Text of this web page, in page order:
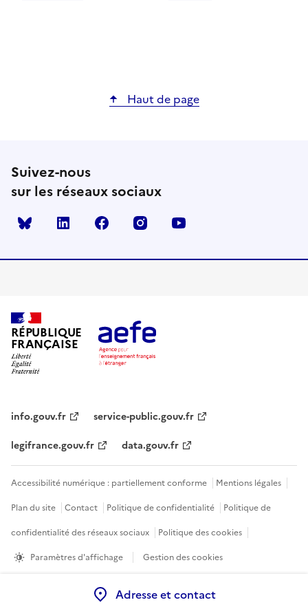
Adresse et contact
Haut de page
Suivez-nous
sur les réseaux sociaux
Bluesky linkedin facebook instagram
RÉPUBLIQUE
FRANÇAISE
info.gouv.fr
service-public.gouv.fr
legifrance.gouv.fr
data.gouv.fr
Accessibilité numérique : partiellement conforme
Mentions légales
Plan du site
Contact Politique de confidentialité
Politique de
confidentialité des réseaux sociaux
Politique des cookies
Paramètres d'affichage
Gestion des cookies
Sauf mention contraire, tous les contenus de ce site sont sous